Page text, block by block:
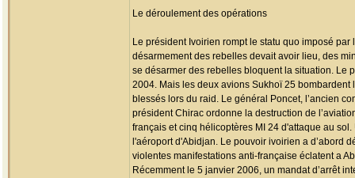
Le déroulement des opérations
Le président Ivoirien rompt le statu quo imposé
désarmement des rebelles devait avoir lieu, des
se désarmer des rebelles bloquent la situation. Le
2004. Mais les deux avions Sukhoï 25
blessés lors du raid. Le général Poncet, l’ancien
président Chirac ordonne la destruction de
français et cinq hélicoptères MI 24 d'attaque au
l'aéroport d'Abidjan. Le pouvoir ivoirien a d’abord
violentes manifestations anti-française éclatent a
Récemment le 5 janvier 2006, un mandat d’arrêt